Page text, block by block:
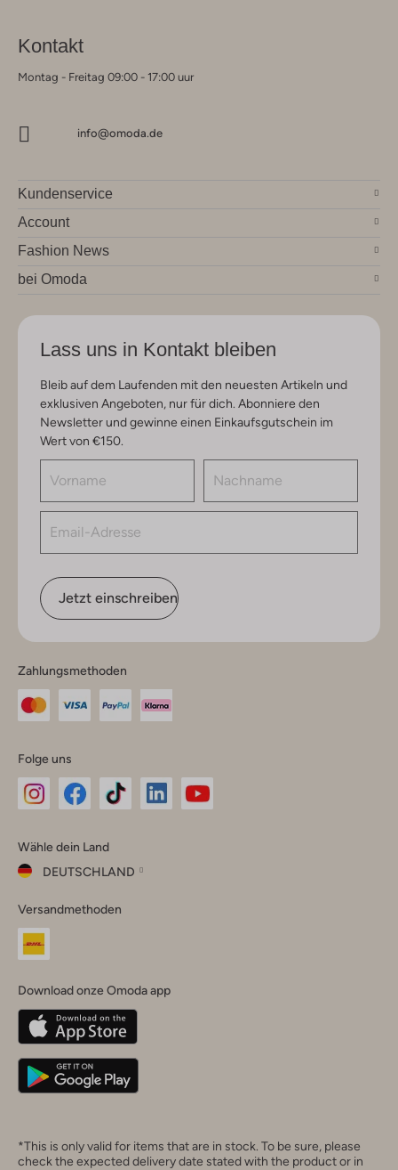
Kontakt
Montag - Freitag 09:00 - 17:00 uur
info@omoda.de
Kundenservice
Account
Fashion News
bei Omoda
Lass uns in Kontakt bleiben
Bleib auf dem Laufenden mit den neuesten Artikeln und
exklusiven Angeboten, nur für dich. Abonniere den
Newsletter und gewinne einen Einkaufsgutschein im
Wert von €150.
Jetzt einschreiben
Zahlungsmethoden
Folge uns
Instagram
Facebook
TikTok
Wähle dein Land
DEUTSCHLAND
dein
Land
Belgique(Français)
Deutschland
Versandmethoden
Download onze Omoda app
*This is only valid for items that are in stock. To be sure, please
check the expected delivery date stated with the product or in